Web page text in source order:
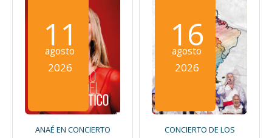
11
agosto
2026
ANAÉ EN CONCIERTO
16
agosto
2026
CONCIERTO DE LOS